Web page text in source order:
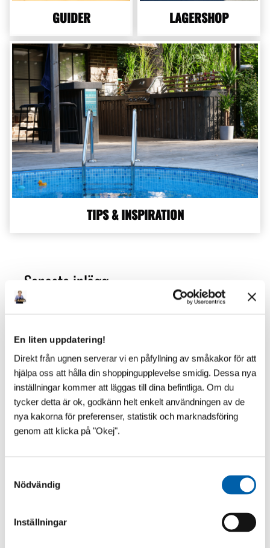
En liten uppdatering!
Direkt från ugnen serverar vi en påfyllning av småkakor för att
hjälpa oss att hålla din shoppingupplevelse smidig. Dessa nya
inställningar kommer att läggas till dina befintliga. Om du
tycker detta är ok, godkänn helt enkelt användningen av de
nya kakorna för preferenser, statistik och marknadsföring
genom att klicka på "Okej".
Nödvändig
Inställningar
GUIDER LAGERSHOP
TIPS & INSPIRATION
Senaste inlägg